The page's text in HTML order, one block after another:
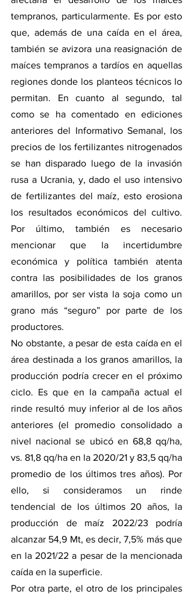
tempranos, particularmente. Es por esto
que, además de una caída en el área,
también se avizora una reasignación de
maíces tempranos a tardíos en aquellas
regiones donde los planteos técnicos lo
permitan. En cuanto al segundo, tal
como se ha comentado en ediciones
anteriores del Informativo Semanal, los
precios de los fertilizantes nitrogenados
se han disparado luego de la invasión
rusa a Ucrania, y, dado el uso intensivo
de fertilizantes del maíz, esto erosiona
los resultados económicos del cultivo.
Por último, también es necesario
mencionar que la incertidumbre
económica y política también atenta
contra las posibilidades de los granos
amarillos, por ser vista la soja como un
grano más “seguro” por parte de los
productores.
No obstante, a pesar de esta caída en el
área destinada a los granos amarillos, la
producción podría crecer en el próximo
ciclo. Es que en la campaña actual el
rinde resultó muy inferior al de los años
anteriores (el promedio consolidado a
nivel nacional se ubicó en 68,8 qq/ha,
vs. 81,8 qq/ha en la 2020/21 y 83,5 qq/ha
promedio de los últimos tres años). Por
ello, si consideramos un rinde
tendencial de los últimos 20 años, la
producción de maíz 2022/23 podría
alcanzar 54,9 Mt, es decir, 7,5% más que
en la 2021/22 a pesar de la mencionada
caída en la superficie.
Por otra parte, el otro de los principales